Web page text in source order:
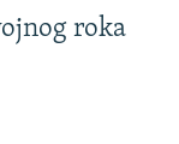
roka